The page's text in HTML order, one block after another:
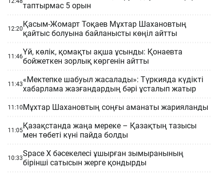
таптырмас 5 орын
12:20Қасым-Жомарт Тоқаев Мұхтар Шахановтың
қайтыс болуына байланысты көңіл айтты
11:46Үй, көлік, қомақты ақша ұсынды: Қонаевта
бойжеткен зорлық көргенін айтты
11:43«Мектепке шабуыл жасалады»: Түркияда күдікті
хабарлама жазғандардың бәрі ұсталып жатыр
11:10Мұхтар Шахановтың соңғы аманаты жарияланды
11:05Қазақстанда жаңа мереке – Қазақтың тазысы
мен төбеті күні пайда болды
10:33Space X бәсекелесі ұшырған зымыранының
бірінші сатысын жерге қондырды